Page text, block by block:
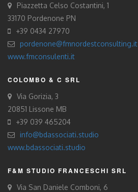
Piazzetta Celso Costantini, 1
33170 Pordenone PN
+39 0434 27970
pordenone@fmnordestconsulting.it
www.fmconsulenti.it
COLOMBO & C SRL
Via Gorizia, 3
20851 Lissone MB
+39 039 465204
info@bdassociati.studio
www.bdassociati.studio
F&M STUDIO FRANCESCHI SRL
Via San Daniele Comboni, 6